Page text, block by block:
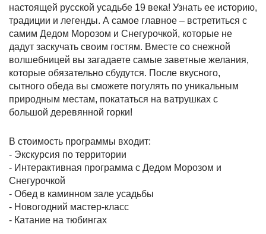
настоящей русской усадьбе 19 века! Узнать ее историю,
традиции и легенды. А самое главное – встретиться с
самим Дедом Морозом и Снегурочкой, которые не
дадут заскучать своим гостям. Вместе со снежной
волшебницей вы загадаете самые заветные желания,
которые обязательно сбудутся. После вкусного,
сытного обеда вы сможете погулять по уникальным
природным местам, покататься на ватрушках с
большой деревянной горки!
В стоимость программы входит:
- Экскурсия по территории
- Интерактивная программа с Дедом Морозом и
Снегурочкой
- Обед в каминном зале усадьбы
- Новогодний мастер-класс
- Катание на тюбингах